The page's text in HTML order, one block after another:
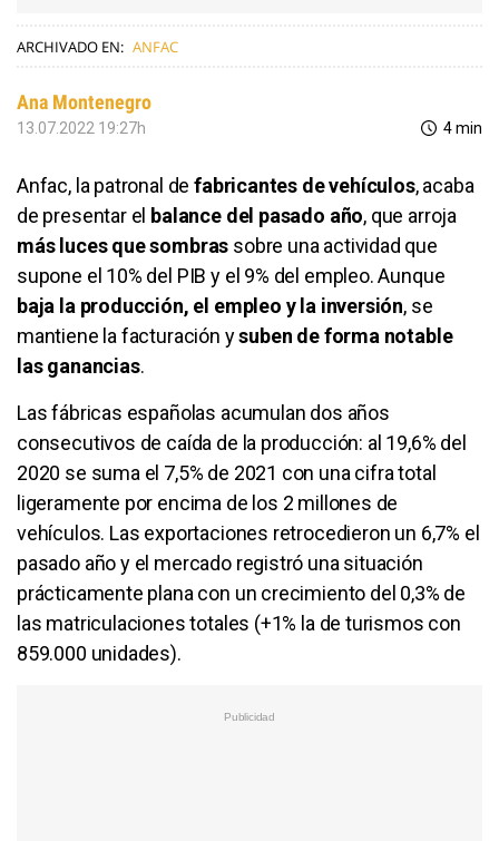
ARCHIVADO EN: ANFAC
Ana Montenegro
13.07.2022 19:27h 4 min
Anfac, la patronal de fabricantes de vehículos, acaba
de presentar el balance del pasado año, que arroja
más luces que sombras sobre una actividad que
supone el 10% del PIB y el 9% del empleo. Aunque
baja la producción, el empleo y la inversión, se
mantiene la facturación ysuben de forma notable
las ganancias.
Las fábricas españolas acumulan dos años
consecutivos de caída de la producción: al 19,6% del
2020 se suma el 7,5% de 2021 con una cifra total
ligeramente por encima de los 2 millones de
vehículos. Las exportaciones retrocedieron un 6,7% el
pasado año y el mercado registró una situación
prácticamente plana con un crecimiento del 0,3% de
las matriculaciones totales (+1% la de turismos con
859.000 unidades).